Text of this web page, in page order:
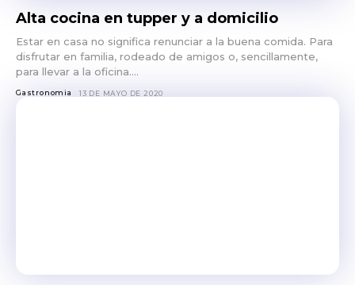
Alta cocina en tupper y a domicilio
Estar en casa no significa renunciar a la buena comida. Para
disfrutar en familia, rodeado de amigos o, sencillamente,
para llevar a la oficina....
Gastronomia 13 DE MAYO DE 2020